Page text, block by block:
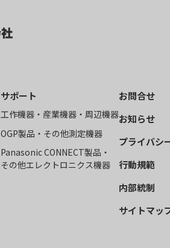
サポート
工作機器・産業機器・周辺機器
OGP製品・その他測定機器
Panasonic CONNECT製品・
その他エレクトロニクス機器
お問合せ
お知らせ
プライバシ
行動規範
内部統制
サイトマッ